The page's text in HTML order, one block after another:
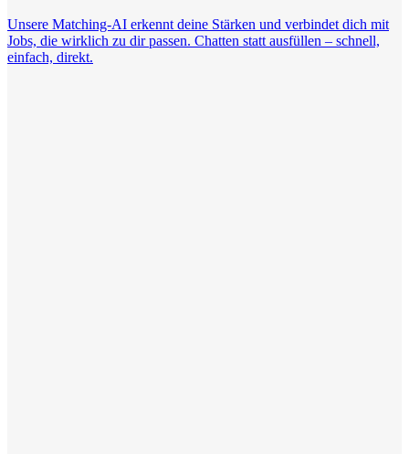
Unsere Matching-AI erkennt deine Stärken und verbindet dich mit
Jobs, die wirklich zu dir passen. Chatten statt ausfüllen – schnell,
einfach, direkt.